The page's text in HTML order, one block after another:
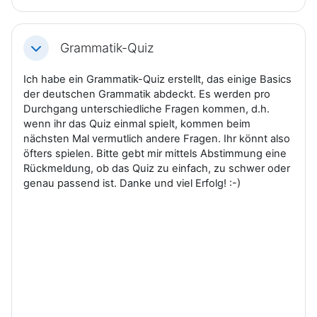
EinklappenGrammatik-Quiz
Ich habe ein Grammatik-Quiz erstellt, das einige Basics
der deutschen Grammatik abdeckt. Es werden pro
Durchgang unterschiedliche Fragen kommen, d.h.
wenn ihr das Quiz einmal spielt, kommen beim
nächsten Mal vermutlich andere Fragen. Ihr könnt also
öfters spielen. Bitte gebt mir mittels Abstimmung eine
Rückmeldung, ob das Quiz zu einfach, zu schwer oder
genau passend ist. Danke und viel Erfolg! :-)